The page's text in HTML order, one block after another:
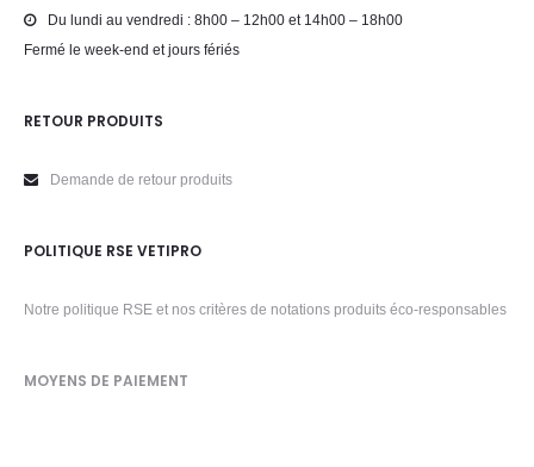
Du lundi au vendredi : 8h00 – 12h00 et 14h00 – 18h00
Fermé le week-end et jours fériés
RETOUR PRODUITS
Demande de retour produits
POLITIQUE RSE VETIPRO
Notre politique RSE et nos critères de notations produits éco-responsables
MOYENS DE PAIEMENT